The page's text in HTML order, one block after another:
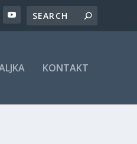
KONTAKT